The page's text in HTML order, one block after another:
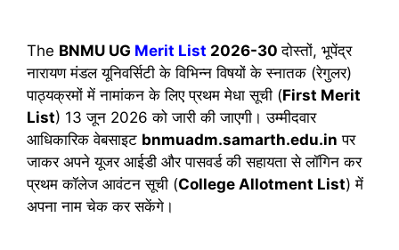
The BNMU UG Merit List 2026-30दोस्तों, भूपेंद्र
नारायण मंडल यूनिवर्सिटी के विभिन्न विषयों के स्नातक (रेगुलर)
पाठ्यक्रमों में नामांकन के लिए प्रथम मेधा सूची (First Merit
List) 13 जून 2026 को जारी की जाएगी। उम्मीदवार
आधिकारिक वेबसाइट bnmuadm.samarth.edu.in पर
जाकर अपने यूजर आईडी और पासवर्ड की सहायता से लॉगिन कर
प्रथम कॉलेज आवंटन सूची (College Allotment List) में
अपना नाम चेक कर सकेंगे।